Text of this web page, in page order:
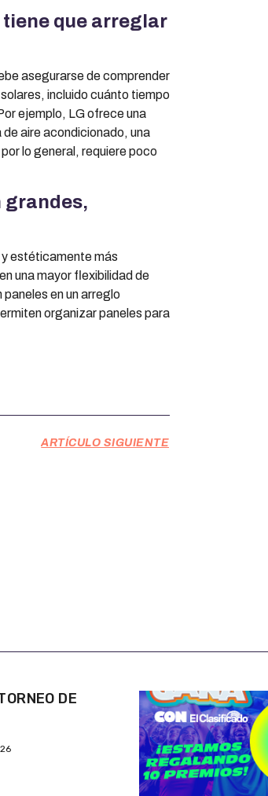
tiene que arreglar
asegurarse de comprender
incluido cuánto tiempo
ejemplo, LG ofrece una
aire acondicionado, una
lo general, requiere poco
grandes,
estéticamente más
una mayor flexibilidad de
en un arreglo
organizar paneles para
ARTÍCULO SIGUIENTE
DE